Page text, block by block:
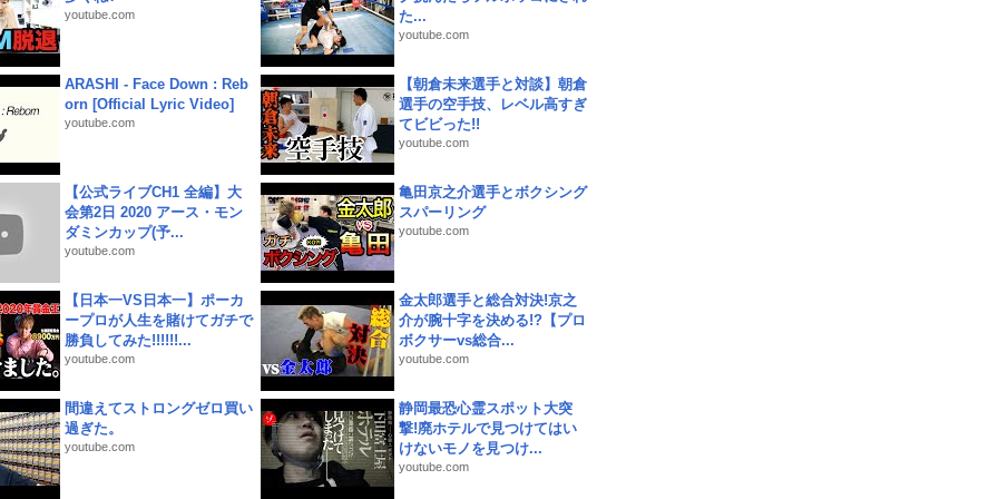
youtube.com
た...
youtube.com
ARASHI - Face Down : Reb
orn [Official Lyric Video]
youtube.com
【朝倉未来選手と対談】朝倉
選手の空手技、レベル高すぎ
てビビった!!
youtube.com
【公式ライブCH1 全編】大
会第2日 2020 アース・モン
ダミンカップ(予...
youtube.com
亀田京之介選手とボクシング
スパーリング
youtube.com
【日本一VS日本一】ポーカ
ープロが人生を賭けてガチで
勝負してみた!!!!!!...
youtube.com
金太郎選手と総合対決!京之
介が腕十字を決める!?【プロ
ボクサーvs総合...
youtube.com
間違えてストロングゼロ買い
過ぎた。
youtube.com
静岡最恐心霊スポット大突
撃!廃ホテルで見つけてはい
けないモノを見つけ...
youtube.com